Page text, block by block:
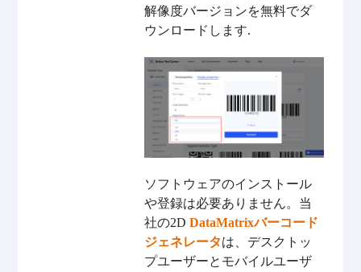
解像度バージョンを無料でダ
ウンロードします.
ソフトウェアのインストール
や登録は必要ありません。当
社の2D DataMatrixバーコード
ジェネレータは、デスクトッ
プユーザーとモバイルユーザ